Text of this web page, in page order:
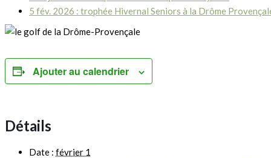
5 fév. 2026 : trophée Hivernal Seniors à la Drôme
Ajouter au calendrier
Détails
Date : février 1